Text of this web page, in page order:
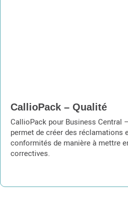
CallioPack – Qualité
CallioPack pour Business Central
permet de créer des réclamations
conformités de manière à mettre
correctives.